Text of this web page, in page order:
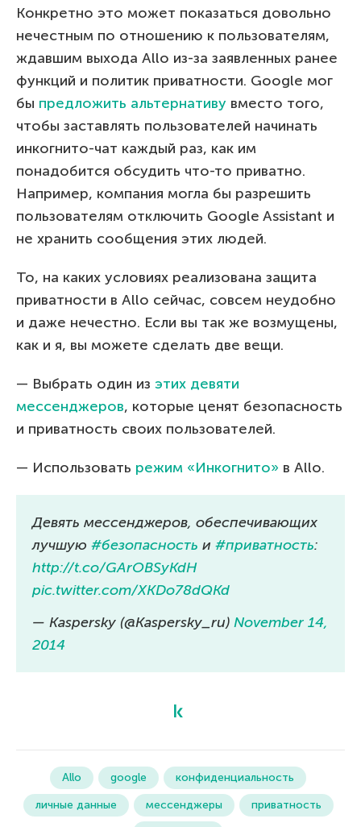
Конкретно это может показаться довольно
нечестным по отношению к пользователям,
ждавшим выхода Allo из-за заявленных ранее
функций и политик приватности. Google мог
бы предложить альтернативу вместо того,
чтобы заставлять пользователей начинать
инкогнито-чат каждый раз, как им
понадобится обсудить что-то приватно.
Например, компания могла бы разрешить
пользователям отключить Google Assistant и
не хранить сообщения этих людей.
То, на каких условиях реализована защита
приватности в Allo сейчас, совсем неудобно
и даже нечестно. Если вы так же возмущены,
как и я, вы можете сделать две вещи.
— Выбрать один из этих девяти
мессенджеров, которые ценят безопасность
и приватность своих пользователей.
— Использовать режим «Инкогнито» в Allo.
Девять мессенджеров, обеспечивающих
лучшую #безопасность и #приватность:
http://t.co/GArOBSyKdH
pic.twitter.com/XKDo78dQKd
— Kaspersky (@Kaspersky_ru) November 14,
2014
Allo google
конфиденциальность
личные данные
мессенджеры
приватность